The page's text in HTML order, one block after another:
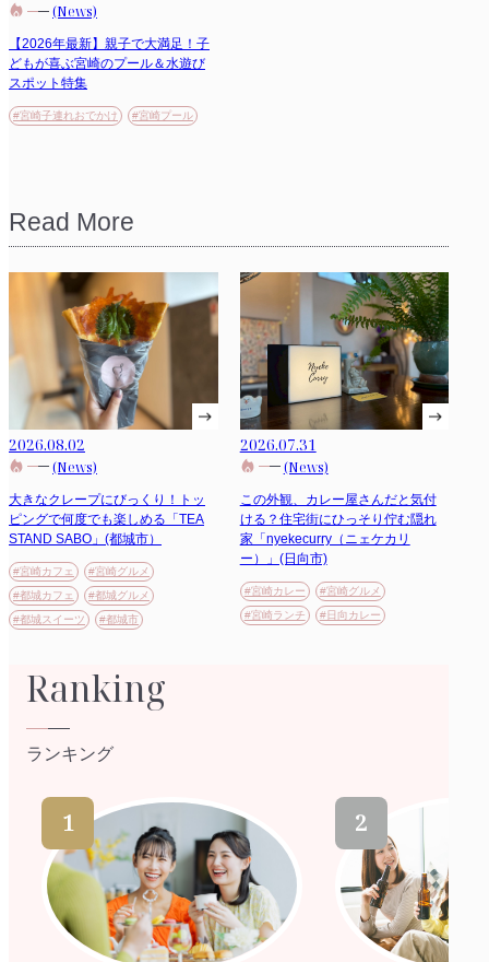
(News)
【2026年最新】親子で大満足！子
どもが喜ぶ宮崎のプール＆水遊び
スポット特集
#宮崎子連れおでかけ #宮崎プール
Read More
2026.08.02
(News)
大きなクレープにびっくり！トッ
ピングで何度でも楽しめる「TEA
STAND SABO」(都城市）
#宮崎カフェ
#宮崎グルメ
#都城カフェ
#都城グルメ
#都城スイーツ
#都城市
2026.07.31
(News)
この外観、カレー屋さんだと気付
ける？住宅街にひっそり佇む隠れ
家「nyekecurry（ニェケカリ
ー）」(日向市)
#宮崎カレー
#宮崎グルメ
#宮崎ランチ
#日向カレー
Ranking
ランキング